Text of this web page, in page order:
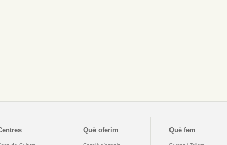
Què oferim Què fem